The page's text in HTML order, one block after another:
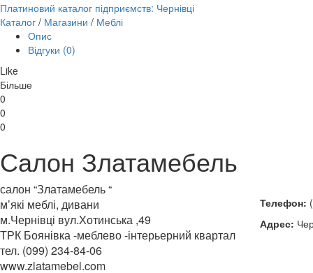
Платиновий каталог підприємств: Чернівці
Каталог / Магазини / Меблі
Опис
Відгуки (0)
Like
Більше
0
0
0
Салон Златамебель
Телефон:
Адрес:
салон “Златамебель “
м’які меблі, дивани
м.Чернівці вул.Хотинська ,49
ТРК Боянівка -меблево -інтерьерний квартал
тел. (099) 234-84-06
www.zlatamebel.com